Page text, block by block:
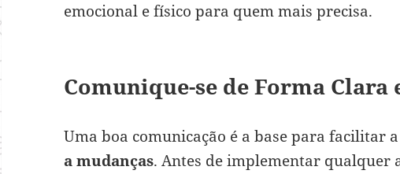
emocional e físico para quem mais precisa.
Comunique-se de Forma Clara
Uma boa comunicação é a base para facilitar a
a mudanças. Antes de implementar qualquer